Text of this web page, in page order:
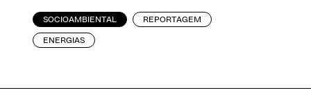
SOCIOAMBIENTAL REPORTAGEM
ENERGIAS